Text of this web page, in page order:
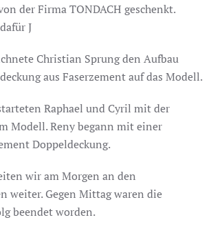
der Firma TONDACH geschenkt.
J
Christian Sprung den Aufbau
aus Faserzement auf das Modell.
Raphael und Cyril mit der
Modell. Reny begann mit einer
Doppeldeckung.
wir am Morgen an den
weiter. Gegen Mittag waren die
beendet worden.